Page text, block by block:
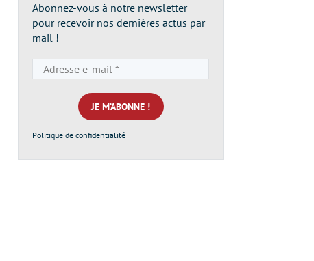
Abonnez-vous à notre newsletter
pour recevoir nos dernières actus par
mail !
e-
mail
*
Politique de confidentialité